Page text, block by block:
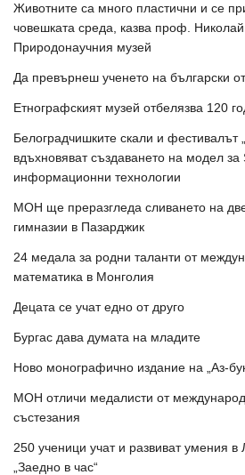
Животните са много пластични и се
човешката среда, казва проф.
Природонаучния музей
Да превърнеш ученето на български
Етнографският музей отбелязва 120
Белоградчишките скали и фестивалът
вдъхновяват създаването на модел
информационни технологии
МОН ще преразгледа сливането на
гимназии в Пазарджик
24 медала за родни таланти от
математика в Монголия
Децата се учат едно от друго
Бургас дава думата на младите
Ново монографично издание на „Аз-
МОН отличи медалисти от
състезания
250 ученици учат и развиват умения в
„Заедно в час“